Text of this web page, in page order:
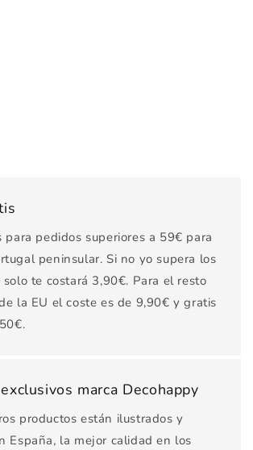
para pedidos superiores a 59€ para
peninsular. Si no yo supera los
te costará 3,90€. Para el resto
la EU el coste es de 9,90€ y gratis
marca Decohappy
productos están ilustrados y
España, la mejor calidad en los